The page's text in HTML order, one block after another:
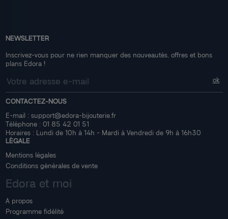
NEWSLETTER
Inscrivez-vous pour ne rien manquer des nouveautés, offres et bons
plans Edora !
CONTACTEZ-NOUS
E-mail : support@edora-bijouterie.fr
Téléphone : 01 85 42 01 51
Horaires : Lundi de 10h à 14h - Mardi à Vendredi de 9h à 16h30
LÉGALE
Mentions légales
Conditions générales de vente
Edora et moi
A propos
Programme fidélité